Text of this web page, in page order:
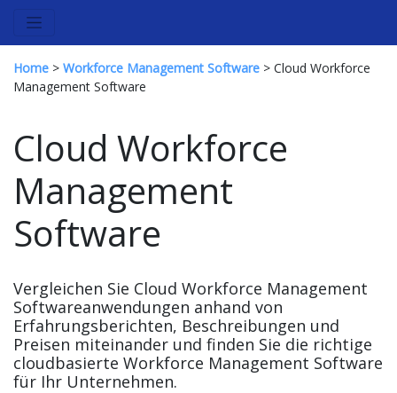
Home > Workforce Management Software > Cloud Workforce
Management Software
Cloud Workforce
Management
Software
Vergleichen Sie Cloud Workforce Management
Softwareanwendungen anhand von
Erfahrungsberichten, Beschreibungen und
Preisen miteinander und finden Sie die richtige
cloudbasierte Workforce Management Software
für Ihr Unternehmen.